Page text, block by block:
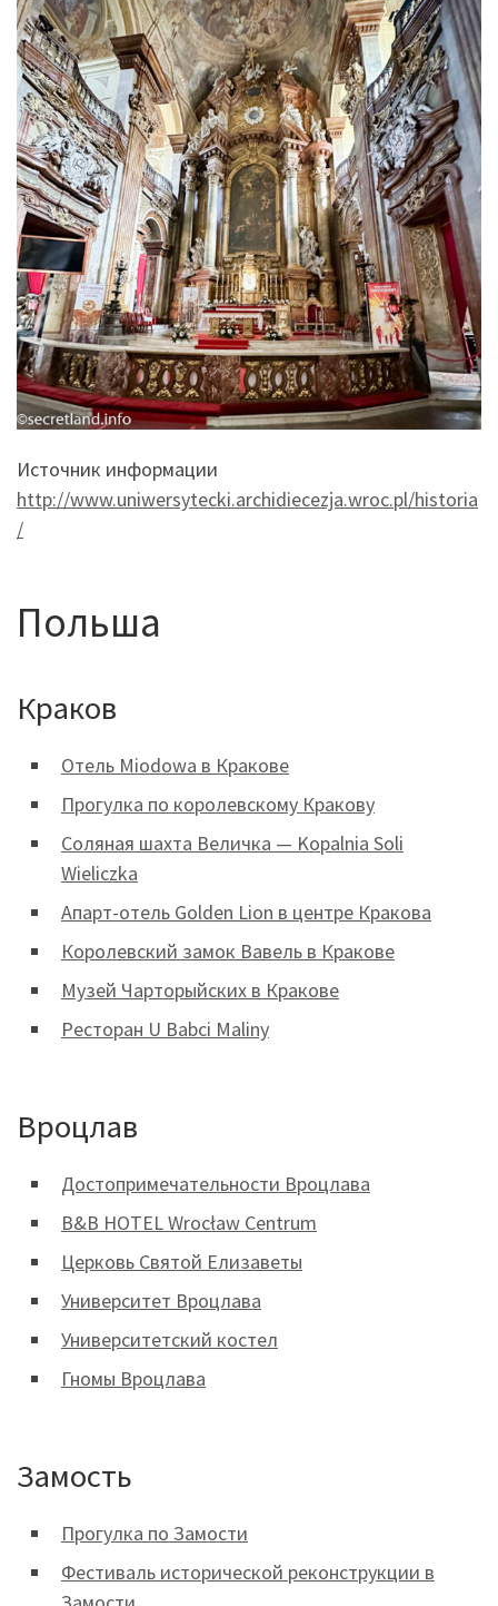
Источник информации
http://www.uniwersytecki.archidiecezja.wroc.pl/historia
/
Польша
Краков
Отель Miodowa в Кракове
Прогулка по королевскому Кракову
Соляная шахта Величка — Kopalnia Soli
Wieliczka
Апарт-отель Golden Lion в центре Кракова
Королевский замок Вавель в Кракове
Музей Чарторыйских в Кракове
Ресторан U Babci Maliny
Вроцлав
Достопримечательности Вроцлава
B&B HOTEL Wrocław Centrum
Церковь Святой Елизаветы
Университет Вроцлава
Университетский костел
Гномы Вроцлава
Замость
Прогулка по Замости
Фестиваль исторической реконструкции в